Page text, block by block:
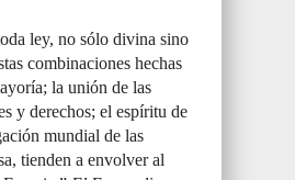
ley, no sólo divina sino
combinaciones hechas
la unión de las
y derechos; el espíritu de
mundial de las
tienden a envolver al